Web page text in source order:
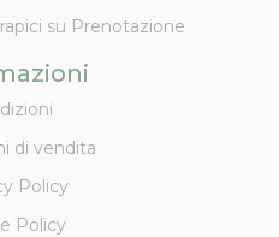
su Prenotazione
di vendita
Policy
Policy